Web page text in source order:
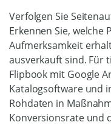
Verfolgen Sie
Erkennen Sie, welche
Aufmerksamkeit
ausverkauft sind. Für
Flipbook mit Google
Katalogsoftware und
Rohdaten in
Konversionsrate und